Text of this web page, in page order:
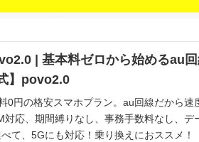
| 基本料ゼロから始めるau
】povo2.0
0円の格安スマホプラン。au回線だから速
対応、期間縛りなし、事務手数料なし、デ
て、5Gにも対応！乗り換えにおススメ！